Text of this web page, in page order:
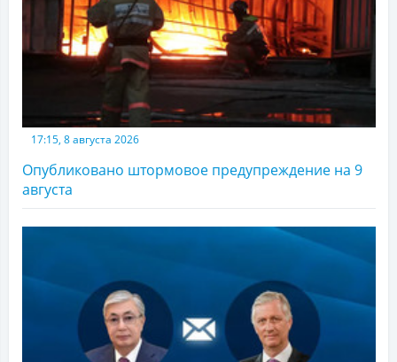
17:15, 8 августа 2026
Опубликовано штормовое предупреждение на 9
августа